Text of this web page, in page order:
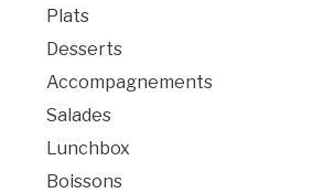
Plats
Desserts
Accompagnements
Salades
Lunchbox
Boissons